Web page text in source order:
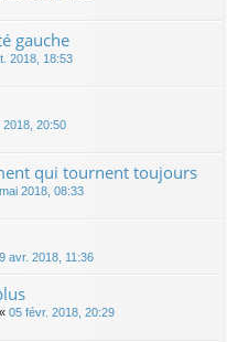
gauche
2018, 18:53
2018, 20:50
qui tournent toujours
2018, 08:33
avr. 2018, 11:36
« 05 févr. 2018, 20:29